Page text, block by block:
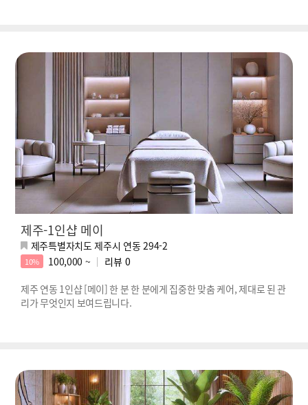
제주-1인샵 메이
제주특별자치도 제주시 연동 294-2
10% 100,000 ~ 리뷰 0
제주 연동 1인샵 [메이] 한 분 한 분에게 집중한 맞춤 케어, 제대로 된 관
리가 무엇인지 보여드립니다.